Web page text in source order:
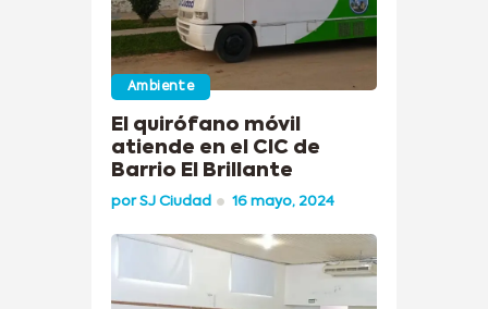
Ambiente
El quirófano móvil
atiende en el CIC de
Barrio El Brillante
porSJ Ciudad 16 mayo, 2024